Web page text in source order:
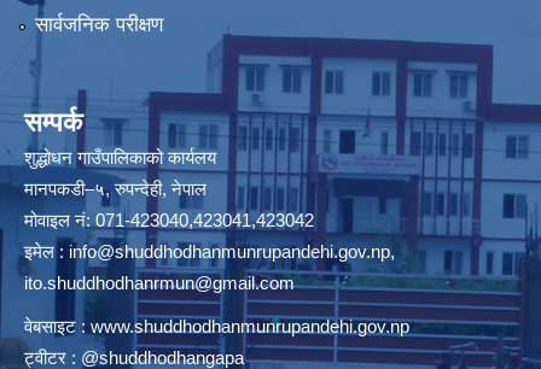
सार्वजनिक परीक्षण
सम्पर्क
शुद्धोधन गाउँपालिकाको कार्यलय
मानपकडी–५, रुपन्देही, नेपाल
मोवाइल नं: 071-423040,423041,423042
इमेल : info@shuddhodhanmunrupandehi.gov.np,
ito.shuddhodhanrmun@gmail.com
वेबसाइट : www.shuddhodhanmunrupandehi.gov.np
ट्वीटर : @shuddhodhangapa